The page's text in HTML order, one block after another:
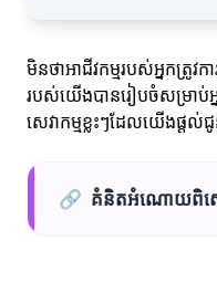
មិនថាអាជីវកម្មរបស់អ្នកត្រូ
របស់យើងបានរៀបចំសម្រាប់
សេវាកម្មខ្លះៗដែលយើងផ្ត
🔗 គំនិតអំណោយពិស